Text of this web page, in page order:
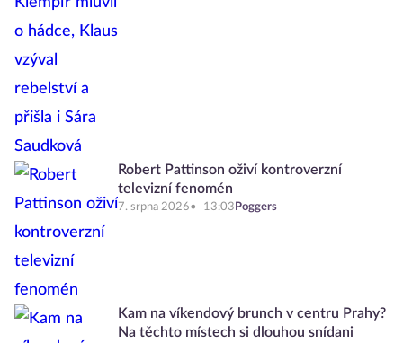
Robert Pattinson oživí kontroverzní
televizní fenomén
7. srpna 2026 13:03 Poggers
Kam na víkendový brunch v centru Prahy?
Na těchto místech si dlouhou snídani